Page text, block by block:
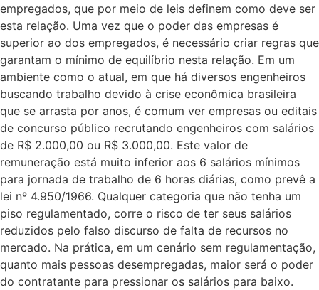
empregados, que por meio de leis definem como deve ser
esta relação. Uma vez que o poder das empresas é
superior ao dos empregados, é necessário criar regras que
garantam o mínimo de equilíbrio nesta relação. Em um
ambiente como o atual, em que há diversos engenheiros
buscando trabalho devido à crise econômica brasileira
que se arrasta por anos, é comum ver empresas ou editais
de concurso público recrutando engenheiros com salários
de R$ 2.000,00 ou R$ 3.000,00. Este valor de
remuneração está muito inferior aos 6 salários mínimos
para jornada de trabalho de 6 horas diárias, como prevê a
lei nº 4.950/1966. Qualquer categoria que não tenha um
piso regulamentado, corre o risco de ter seus salários
reduzidos pelo falso discurso de falta de recursos no
mercado. Na prática, em um cenário sem regulamentação,
quanto mais pessoas desempregadas, maior será o poder
do contratante para pressionar os salários para baixo.